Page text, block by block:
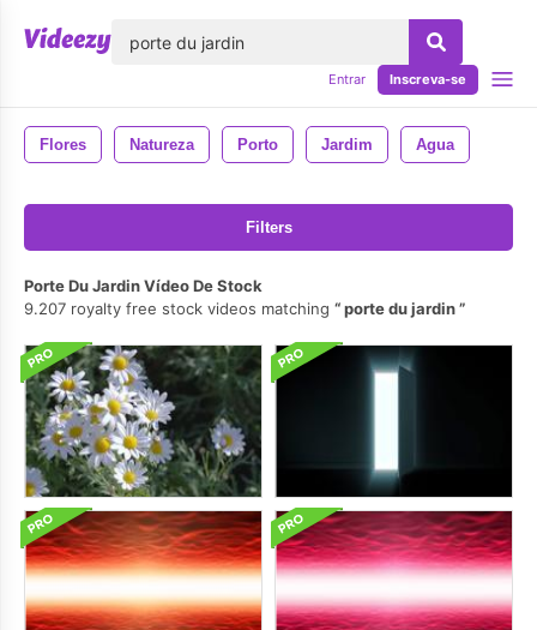
Entrar Inscreva-se
Flores Natureza Porto Jardim Agua
Filters
Porte Du Jardin Vídeo De Stock
9.207 royalty free stock videos matching
porte du jardin